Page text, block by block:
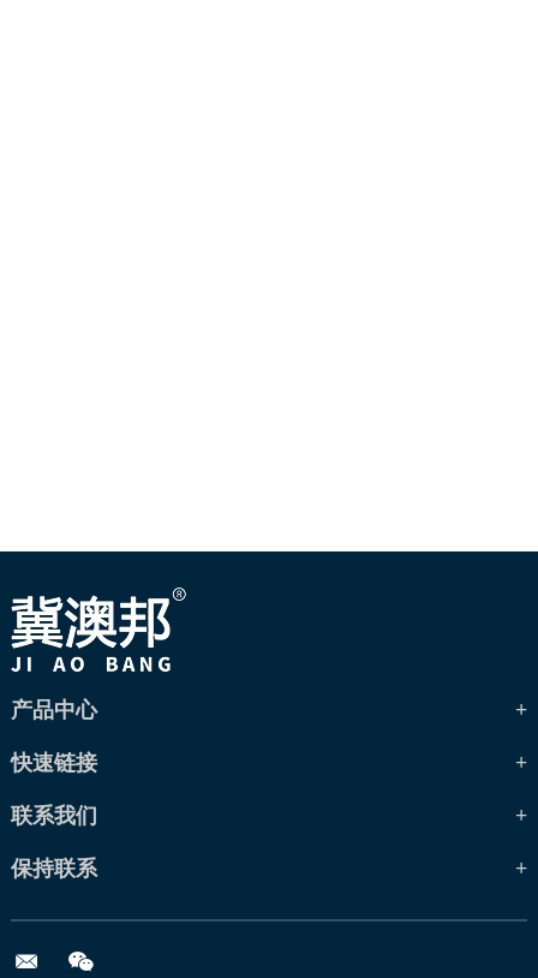
产品中心
快速链接
联系我们
保持联系